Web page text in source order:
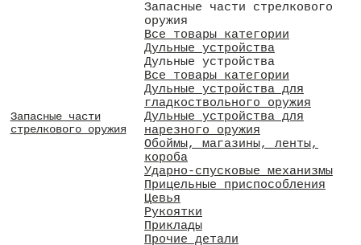
Запасные части
стрелкового оружия
Запасные части стрелкового
оружия
Все товары категории
Дульные устройства
Дульные устройства
Все товары категории
Дульные устройства для
гладкоствольного оружия
Дульные устройства для
нарезного оружия
Обоймы, магазины, ленты,
короба
Ударно-спусковые механизмы
Прицельные приспособления
Цевья
Рукоятки
Приклады
Прочие детали